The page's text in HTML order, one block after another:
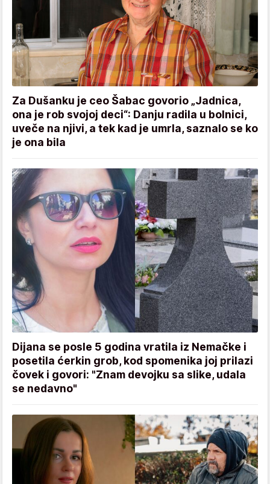
Za Dušanku je ceo Šabac govorio „Jadnica,
ona je rob svojoj deci“: Danju radila u bolnici,
uveče na njivi, a tek kad je umrla, saznalo se ko
je ona bila
Dijana se posle 5 godina vratila iz Nemačke i
posetila ćerkin grob, kod spomenika joj prilazi
čovek i govori: "Znam devojku sa slike, udala
se nedavno"